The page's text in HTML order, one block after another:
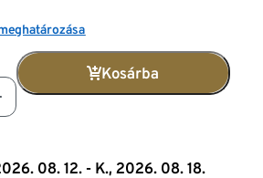
Kosárba
08. 12. - K., 2026. 08. 18.